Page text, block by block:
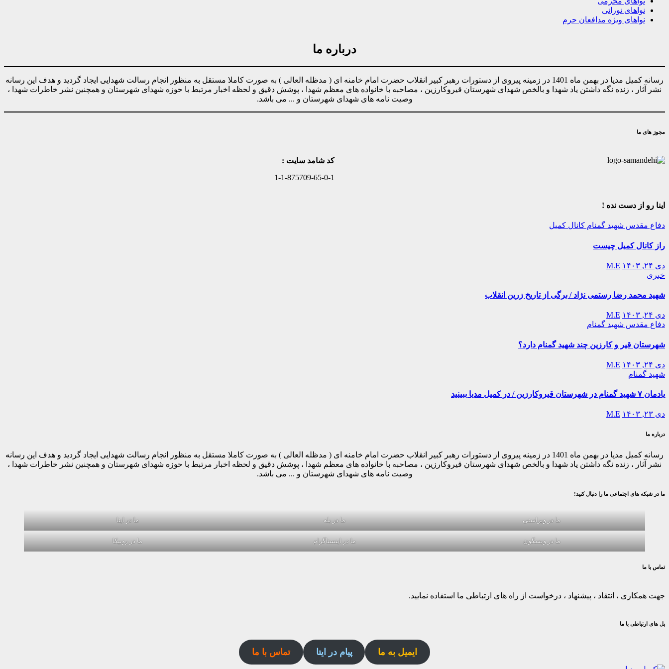
نواهای نورانی
نواهای ویژه مدافعان حرم
درباره ما
رسانه کمیل مدیا در بهمن ماه 1401 در زمینه پیروی از دستورات رهبر کبیر انقلاب حضرت امام خامنه ای ( مدظله العالی ) به صورت کاملا مستقل به منظور انجام رسالت شهدایی ایجاد گردید و هدف این رسانه
نشر آثار ، زنده نگه داشتن یاد شهدا و بالخص شهدای شهرستان قیروکارزین ، مصاحبه با خانواده های معظم شهدا ، پوشش دقیق و لحظه اخبار مرتبط با حوزه شهدای شهرستان و همچنین نشر خاطرات شهدا ،
وصیت نامه های شهدای شهرستان و ... می باشد.
مجوز های ما
کد شامد سایت :
1-1-875709-65-0-1
اینا رو از دست نده !
دفاع مقدس شهید گمنام کانال کمیل
راز کانال کمیل چیست
دی ۲۴, ۱۴۰۳
M.E
خبری
شهید محمد رضا رستمی نژاد / برگی از تاریخ زرین انقلاب
دی ۲۴, ۱۴۰۳
M.E
دفاع مقدس شهید گمنام
شهرستان قیر و کارزین چند شهید گمنام دارد؟
دی ۲۴, ۱۴۰۳
M.E
شهید گمنام
یادمان ۷ شهید گمنام در شهرستان قیروکارزین / در کمیل مدیا ببینید
دی ۲۳, ۱۴۰۳ M.E
درباره ما
رسانه کمیل مدیا در بهمن ماه 1401 در زمینه پیروی از دستورات رهبر کبیر انقلاب حضرت امام خامنه ای ( مدظله العالی ) به صورت کاملا مستقل به منظور انجام رسالت شهدایی ایجاد گردید و هدف این رسانه
نشر آثار ، زنده نگه داشتن یاد شهدا و بالخص شهدای شهرستان قیروکارزین ، مصاحبه با خانواده های معظم شهدا ، پوشش دقیق و لحظه اخبار مرتبط با حوزه شهدای شهرستان و همچنین نشر خاطرات شهدا ،
وصیت نامه های شهدای شهرستان و ... می باشد.
ما در شبکه های اجتماعی ما را دنبال کنید!
ما در ویراستی ما در بله ما در ایتا
ما در ویسگون ما در اینستاگرام ما در روبیکا
تماس با ما
جهت همکاری ، انتقاد ، پیشنهاد ، درخواست از راه های ارتباطی ما استفاده نمایید.
پل های ارتباطی با ما
ایمیل به ما پیام در ایتا تماس با ما